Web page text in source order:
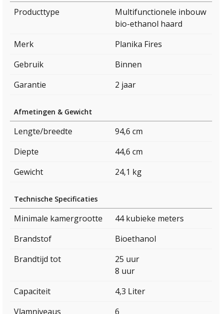
Producttype
Multifunctionele inbouw
bio-ethanol haard
Merk
Planika Fires
Gebruik
Binnen
Garantie
2 jaar
Afmetingen & Gewicht
Lengte/breedte
94,6 cm
Diepte
44,6 cm
Gewicht
24,1 kg
Technische Specificaties
Minimale kamergrootte
44 kubieke meters
Brandstof
Bioethanol
Brandtijd tot
25 uur
8 uur
Capaciteit
4,3 Liter
Vlamniveaus
6